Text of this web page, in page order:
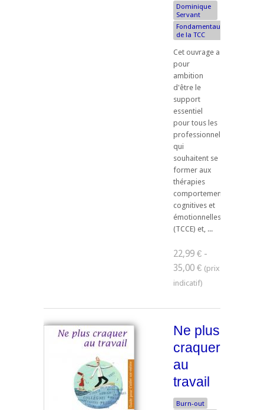
Dominique
Servant
Fondamentaux
de la TCC
Cet ouvrage a
pour
ambition
d'être le
support
essentiel
pour tous les
professionnels
qui
souhaitent se
former aux
thérapies
comportementales,
cognitives et
émotionnelles
(TCCE) et, ...
22,99 € -
35,00 €
Ne plus
craquer
au
travail
Burn-out